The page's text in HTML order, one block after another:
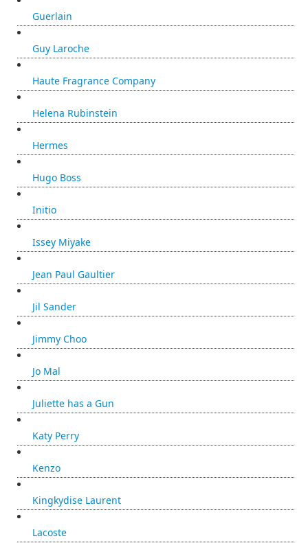
Guerlain
Guy Laroche
Haute Fragrance Company
Helena Rubinstein
Hermes
Hugo Boss
Initio
Issey Miyake
Jean Paul Gaultier
Jil Sander
Jimmy Choo
Jo Mal
Juliette has a Gun
Katy Perry
Kenzo
Kingkydise Laurent
Lacoste